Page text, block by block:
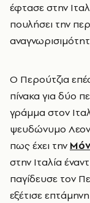
έφτασε στην
πουλήσει την
Ο Περούτζια
πίνακα για δύο
γράμμα στον
ψευδώνυμο
πως έχει την
στην Ιταλία
παγίδευσε τον
εξέτισε